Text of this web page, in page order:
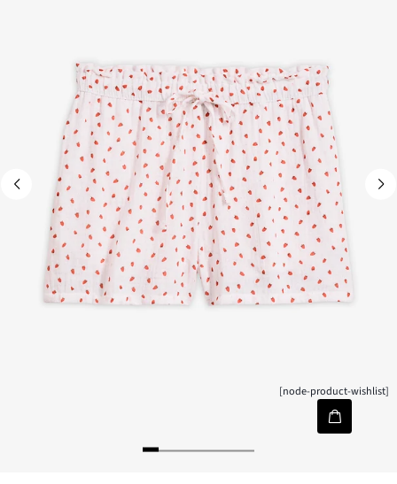
[node-product-wishlist]